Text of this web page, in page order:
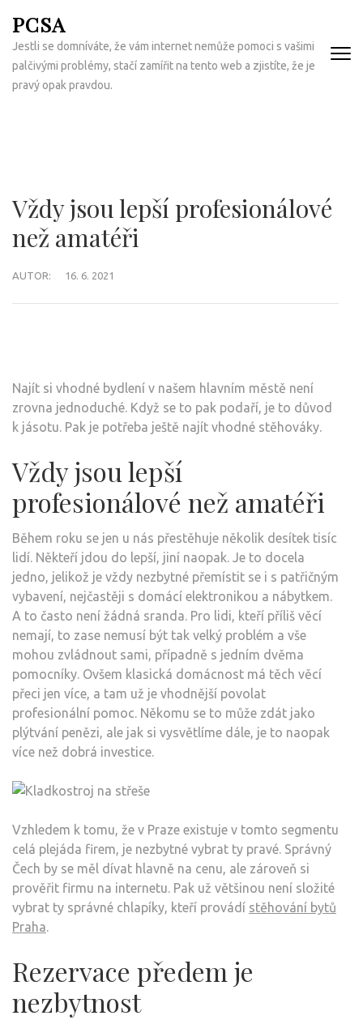
na
obsah
(Enter)
PCSA
Jestli se domníváte, že vám internet nemůže pomoci s vašimi
palčivými problémy, stačí zamířit na tento web a zjistíte, že je
pravý opak pravdou.
Vždy jsou lepší profesionálové
než amatéři
AUTOR: 16. 6. 2021
Najít si vhodné bydlení v našem hlavním městě není
zrovna jednoduché. Když se to pak podaří, je to důvod
k jásotu. Pak je potřeba ještě najít vhodné stěhováky.
Vždy jsou lepší
profesionálové než amatéři
Během roku se jen u nás přestěhuje několik desítek tisíc
lidí. Někteří jdou do lepší, jiní naopak. Je to docela
jedno, jelikož je vždy nezbytné přemístit se i s patřičným
vybavení, nejčastěji s domácí elektronikou a nábytkem.
A to často není žádná sranda. Pro lidi, kteří příliš věcí
nemají, to zase nemusí být tak velký problém a vše
mohou zvládnout sami, případně s jedním dvěma
pomocníky. Ovšem klasická domácnost má těch věcí
přeci jen více, a tam už je vhodnější povolat
profesionální pomoc. Někomu se to může zdát jako
plýtvání penězi, ale jak si vysvětlíme dále, je to naopak
více než dobrá investice.
Vzhledem k tomu, že v Praze existuje v tomto segmentu
celá plejáda firem, je nezbytné vybrat ty pravé. Správný
Čech by se měl dívat hlavně na cenu, ale zároveň si
prověřit firmu na internetu. Pak už většinou není složité
vybrat ty správné chlapíky, kteří provádí stěhování bytů
Praha.
Rezervace předem je
nezbytnost